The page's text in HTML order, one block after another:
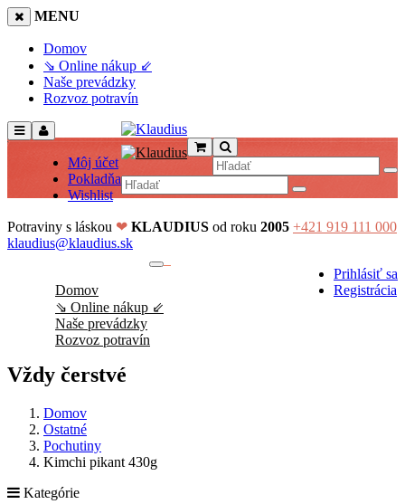
MENU
Domov
⇘ Online nákup ⇙
Naše prevádzky
Rozvoz potravín
Môj účet
Pokladňa
Wishlist
Potraviny s láskou ❤ KLAUDIUS od roku 2005 +421 919 111 000
klaudius@klaudius.sk
Prihlásiť sa
Registrácia
Domov
⇘ Online nákup ⇙
Naše prevádzky
Rozvoz potravín
Vždy čerstvé
Domov
Ostatné
Pochutiny
Kimchi pikant 430g
Kategórie